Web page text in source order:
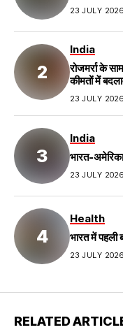
23 JULY 2026
India
रोजमर्रा के
कीमतों में
23 JULY 2026
India
भारत-
23 JULY 2026
Health
भारत में
23 JULY 2026
RELATED